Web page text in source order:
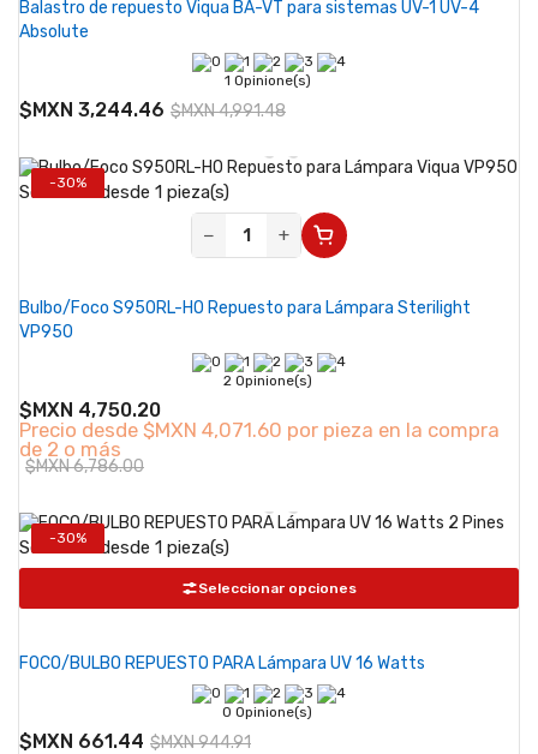
Balastro de repuesto Viqua BA-VT para sistemas UV-1 UV-4
Absolute
1 Opinione(s)
$MXN 3,244.46 $MXN 4,991.48
-30%
Se vende desde 1 pieza(s)
−
+
Bulbo/Foco S950RL-HO Repuesto para Lámpara Sterilight
VP950
2 Opinione(s)
$MXN 4,750.20
Precio desde $MXN 4,071.60 por pieza en la compra
de 2 o más
$MXN 6,786.00
-30%
Se vende desde 1 pieza(s)
Seleccionar opciones
FOCO/BULBO REPUESTO PARA Lámpara UV 16 Watts
0 Opinione(s)
$MXN 661.44 $MXN 944.91